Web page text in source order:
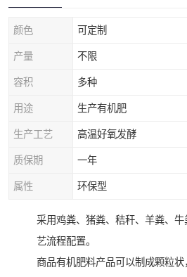
颜色 可定制
产量 不限
容积 多种
用途 生产有机肥
生产工艺 高温好氧发酵
质保期 一年
属性 环保型
采用鸡粪、猪粪、秸秆、羊粪、
艺流程配置。
商品有机肥料产品可以制成颗粒状